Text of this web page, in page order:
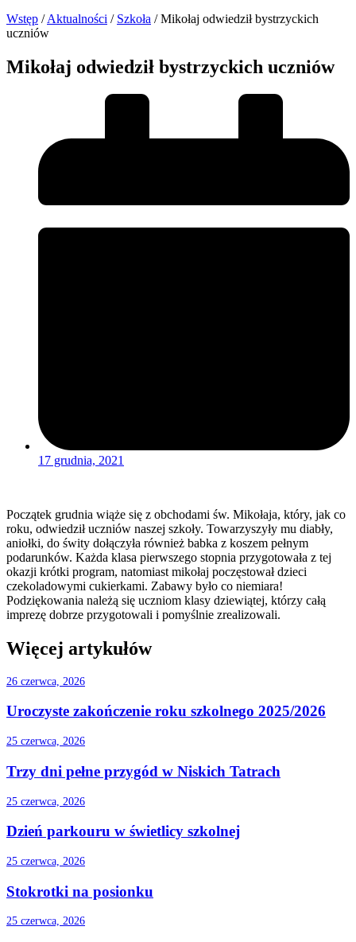
Wstęp / Aktualności / Szkoła / Mikołaj odwiedził bystrzyckich
uczniów
Mikołaj odwiedził bystrzyckich uczniów
17 grudnia, 2021
Początek grudnia wiąże się z obchodami św. Mikołaja, który, jak co
roku, odwiedził uczniów naszej szkoły. Towarzyszyły mu diabły,
aniołki, do świty dołączyła również babka z koszem pełnym
podarunków. Każda klasa pierwszego stopnia przygotowała z tej
okazji krótki program, natomiast mikołaj poczęstował dzieci
czekoladowymi cukierkami. Zabawy było co niemiara!
Podziękowania należą się uczniom klasy dziewiątej, którzy całą
imprezę dobrze przygotowali i pomyślnie zrealizowali.
Więcej artykułów
26 czerwca, 2026
Uroczyste zakończenie roku szkolnego 2025/2026
25 czerwca, 2026
Trzy dni pełne przygód w Niskich Tatrach
25 czerwca, 2026
Dzień parkouru w świetlicy szkolnej
25 czerwca, 2026
Stokrotki na posionku
25 czerwca, 2026